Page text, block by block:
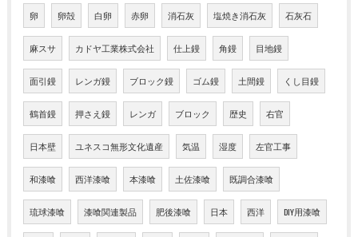
卵 卵殻 白卵 赤卵 消石灰 塩焼き消石灰 石灰石
麻スサ カドヤ工業株式会社 仕上鏝 角鏝 目地鏝
面引鏝 レンガ鏝 ブロック鏝 ゴム鏝 土間鏝 くし目鏝
鶴首鏝 押さえ鏝 レンガ ブロック 歴史 右官
日本壁 ユネスコ無形文化遺産 気温 湿度 左官工事
和漆喰 西洋漆喰 本漆喰 土佐漆喰 既調合漆喰
琉球漆喰 漆喰関連製品 肥後漆喰 日本 西洋 DIY用漆喰